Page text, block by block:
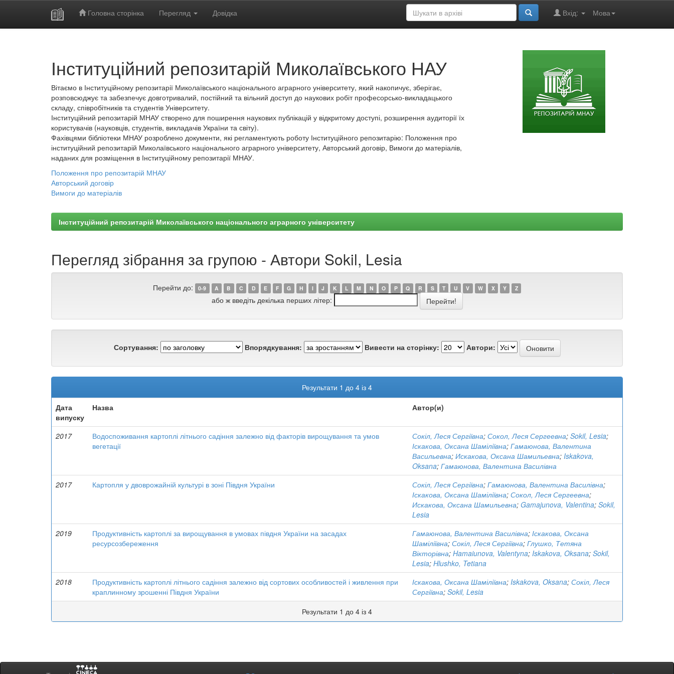
Головна сторінка Перегляд Довідка Мова
Вхід:
Інституційний репозитарій Миколаївського НАУ
Вітаємо в Інституційному репозитарії Миколаївського національного аграрного університету, який накопичує, зберігає,
розповсюджує та забезпечує довготривалий, постійний та вільний доступ до наукових робіт професорсько-викладацького
складу, співробітників та студентів Університету.
Інституційний репозитарій МНАУ створено для поширення наукових публікацій у відкритому доступі, розширення аудиторії їх
користувачів (науковців, студентів, викладачів України та світу).
Фахівцями бібліотеки МНАУ розроблено документи, які регламентують роботу Інституційного репозитарію: Положення про
інституційний репозитарій Миколаївського національного аграрного університету, Авторський договір, Вимоги до матеріалів,
наданих для розміщення в Інституційному репозитарії МНАУ.
Положення про репозитарій МНАУ
Авторський договір
Вимоги до матеріалів
Інституційний репозитарій Миколаївського національного аграрного університету
Перегляд зібрання за групою - Автори Sokil, Lesia
Перейти до: 0-9 A B C D E F G H I J K L M N O P Q R S T U V W X Y Z
або ж введіть декілька перших літер:
Сортування: Впорядкування: Вивести на сторінку: Автори:
Результати 1 до 4 із 4
Дата
випуску
Назва Автор(и)
2017
Водоспоживання картоплі літнього садіння залежно від факторів вирощування та умов
вегетації
Сокіл, Леся Сергіївна; Сокол, Леся Сергеевна; Sokil, Lesia;
Іскакова, Оксана Шаміліївна; Гамаюнова, Валентина
Васильевна; Искакова, Оксана Шамильевна; Iskakova,
Oksana; Гамаюнова, Валентина Василівна
2017
Картопля у двоврожайній культурі в зоні Півдня України Сокіл, Леся Сергіївна; Гамаюнова, Валентина Василівна;
Іскакова, Оксана Шаміліївна; Сокол, Леся Сергеевна;
Искакова, Оксана Шамильевна; Gamajunova, Valentina; Sokil,
Lesia
2019
Продуктивність картоплі за вирощування в умовах півдня України на засадах
ресурсозбереження
Гамаюнова, Валентина Василівна; Іскакова, Оксана
Шаміліївна; Сокіл, Леся Сергіївна; Глушко, Тетяна
Вікторівна; Hamaiunova, Valentyna; Iskakova, Oksana; Sokil,
Lesia; Hlushko, Tetiana
2018
Продуктивність картоплі літнього садіння залежно від сортових особливостей і живлення при
краплинному зрошенні Півдня України
Іскакова, Оксана Шаміліївна; Iskakova, Oksana; Сокіл, Леся
Сергіївна; Sokil, Lesia
Результати 1 до 4 із 4